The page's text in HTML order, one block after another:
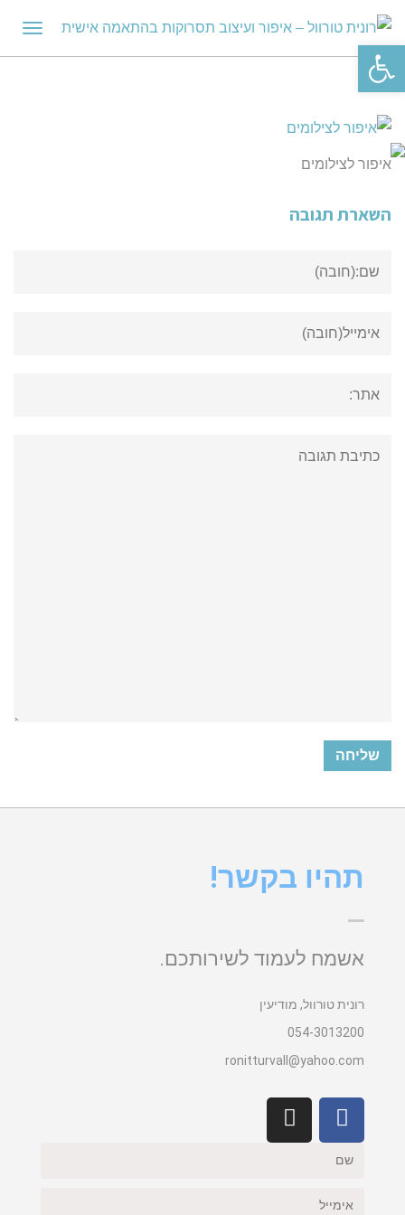
איפור לצילומים
השארת תגובה
תהיו בקשר!
אשמח לעמוד לשירותכם.
רונית טורוול, מודיעין
054-3013200
ronitturvall@yahoo.com
פתח סרגל נגישות